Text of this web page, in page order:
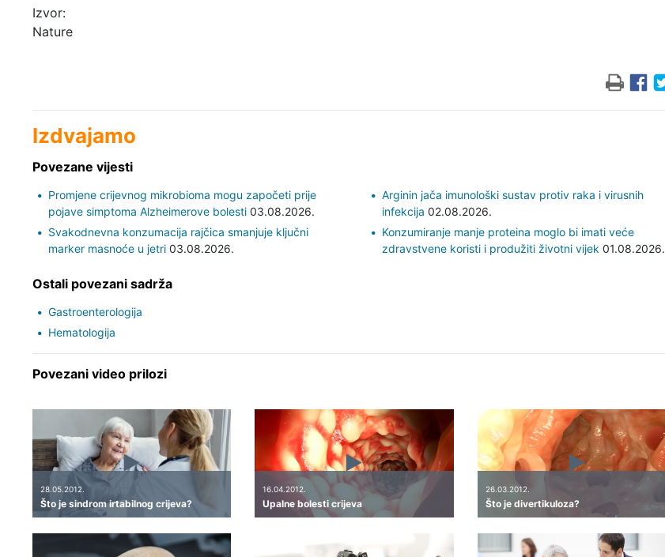
Izvor:
Nature
Izdvajamo
Povezane vijesti
Promjene crijevnog mikrobioma mogu započeti prije
pojave simptoma Alzheimerove bolesti03.08.2026.
Svakodnevna konzumacija rajčica smanjuje ključni
marker masnoće u jetri03.08.2026.
Arginin jača imunološki sustav protiv raka i virusnih
infekcija 02.08.2026.
Konzumiranje manje proteina moglo bi imati veće
zdravstvene koristi i produžiti životni vijek 01.08.2026.
Ostali povezani sadrža
Gastroenterologija
Hematologija
Povezani video prilozi
28.05.2012.
Što je sindrom irtabilnog crijeva?
16.04.2012.
Upalne bolesti crijeva
26.03.2012.
Što je divertikuloza?